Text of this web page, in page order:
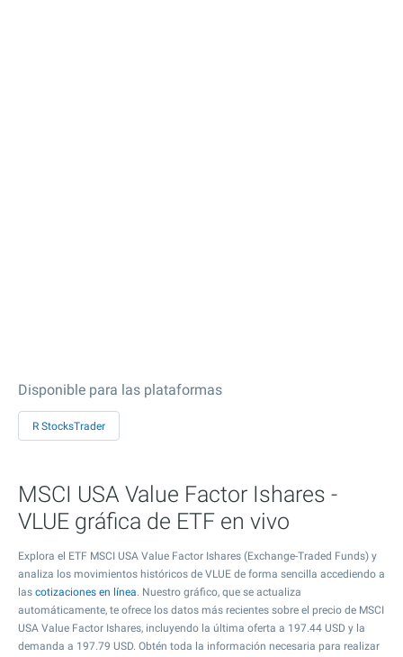
Disponible para las plataformas
R StocksTrader
MSCI USA Value Factor Ishares -
VLUE gráfica de ETF en vivo
Explora el ETF MSCI USA Value Factor Ishares (Exchange-Traded Funds) y
analiza los movimientos históricos de VLUE de forma sencilla accediendo a
las cotizaciones en línea. Nuestro gráfico, que se actualiza
automáticamente, te ofrece los datos más recientes sobre el precio de MSCI
USA Value Factor Ishares, incluyendo la última oferta a 197.44 USD y la
demanda a 197.79 USD. Obtén toda la información necesaria para realizar